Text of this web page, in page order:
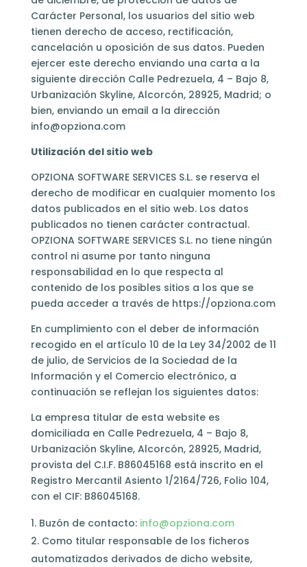
Carácter Personal, los usuarios del sitio web
tienen derecho de acceso, rectificación,
cancelación u oposición de sus datos. Pueden
ejercer este derecho enviando una carta a la
siguiente dirección Calle Pedrezuela, 4 – Bajo 8,
Urbanización Skyline, Alcorcón, 28925, Madrid; o
bien, enviando un email a la dirección
info@opziona.com
Utilización del sitio web
OPZIONA SOFTWARE SERVICES S.L. se reserva el
derecho de modificar en cualquier momento los
datos publicados en el sitio web. Los datos
publicados no tienen carácter contractual.
OPZIONA SOFTWARE SERVICES S.L. no tiene ningún
control ni asume por tanto ninguna
responsabilidad en lo que respecta al
contenido de los posibles sitios a los que se
pueda acceder a través de https://opziona.com
En cumplimiento con el deber de información
recogido en el artículo 10 de la Ley 34/2002 de 11
de julio, de Servicios de la Sociedad de la
Información y el Comercio electrónico, a
continuación se reflejan los siguientes datos:
La empresa titular de esta website es
domiciliada en Calle Pedrezuela, 4 – Bajo 8,
Urbanización Skyline, Alcorcón, 28925, Madrid,
provista del C.I.F. B86045168 está inscrito en el
Registro Mercantil Asiento 1/2164/726, Folio 104,
con el CIF: B86045168.
Buzón de contacto: info@opziona.com
Como titular responsable de los ficheros
automatizados derivados de dicho website,